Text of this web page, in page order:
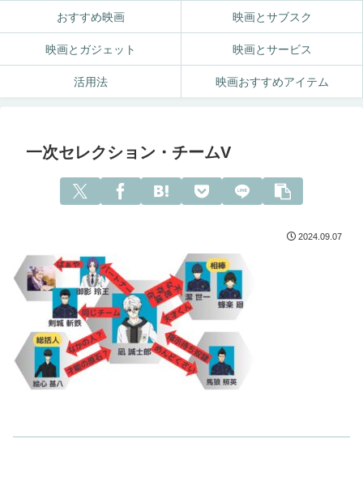
おすすめ映画 映画とサブスク
映画とガジェット 映画とサービス
活用法 映画おすすめアイテム
一次セレクション・チームV
2024.09.07